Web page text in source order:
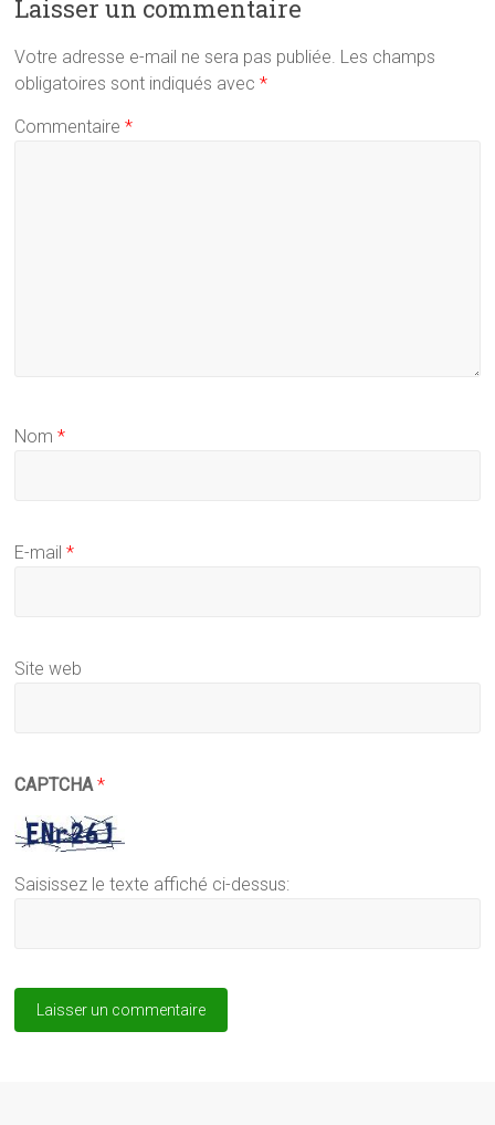
Laisser un commentaire
Votre adresse e-mail ne sera pas publiée. Les champs
obligatoires sont indiqués avec*
Commentaire*
Nom*
E-mail*
Site web
CAPTCHA*
Saisissez le texte affiché ci-dessus: